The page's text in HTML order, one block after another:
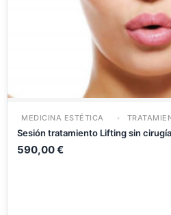
MEDICINA ESTÉTICA
Sesión tratamiento Lifting sin cirugía
590,00€